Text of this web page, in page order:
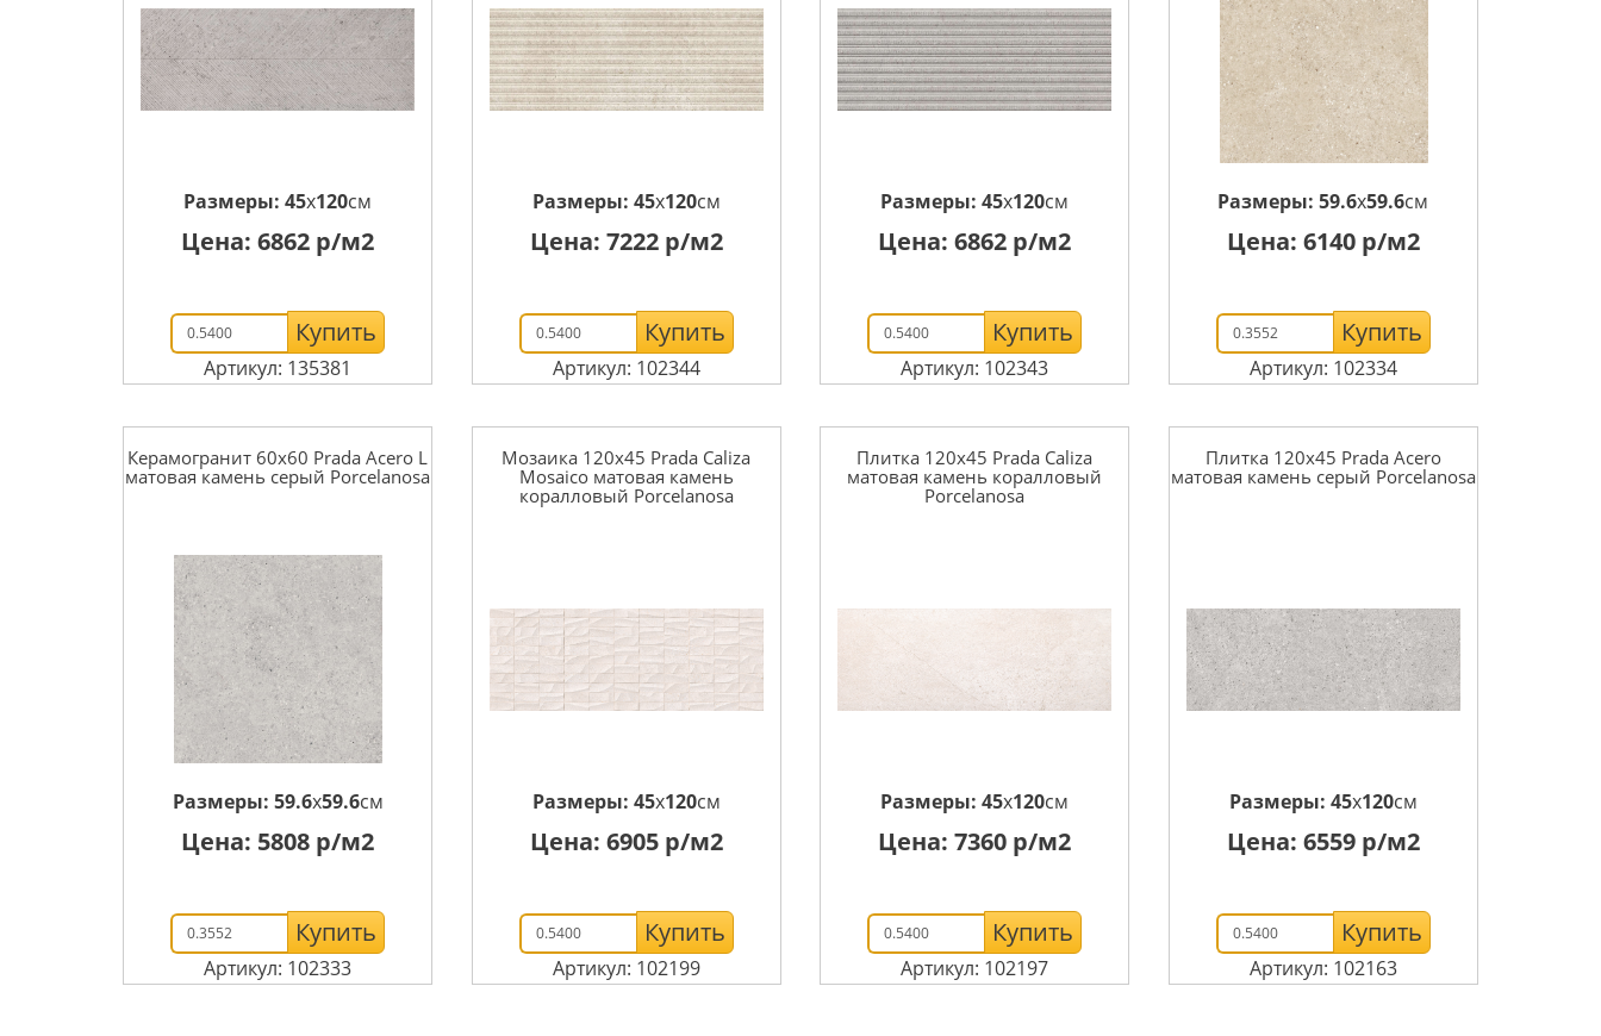
Размеры:45x120см
Цена:6862 р/м2
Купить
Артикул: 135381
Размеры: 45x120см
Цена: 7222р/м2
Купить
Артикул: 102344
Размеры:45x120см
Цена:6862 р/м2
Купить
Артикул: 102343
Размеры:59.6x59.6см
Цена: 6140р/м2
Купить
Артикул: 102334
Керамогранит 60x60 Prada Acero L
матовая камень серый Porcelanosa
Размеры: 59.6x59.6см
Цена: 5808 р/м2
Купить
Артикул: 102333
Мозаика 120x45 Prada Caliza
Mosaico матовая камень
коралловый Porcelanosa
Размеры: 45x120см
Цена: 6905р/м2
Купить
Артикул: 102199
Плитка 120x45 Prada Caliza
матовая камень коралловый
Porcelanosa
Размеры:45x120см
Цена:7360 р/м2
Купить
Артикул: 102197
Плитка 120x45 Prada Acero
матовая камень серый Porcelanosa
Размеры: 45x120см
Цена: 6559р/м2
Купить
Артикул: 102163